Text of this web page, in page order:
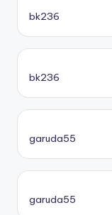
bk236
bk236
garuda55
garuda55